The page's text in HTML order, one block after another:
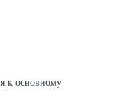
к основному